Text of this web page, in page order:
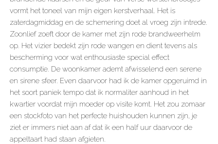
vormt het toneel van mijn eigen kerstverhaal. Het is
zaterdagmiddag en de schemering doet al vroeg zijn intrede.
Zoonlief zoeft door de kamer met zijn rode brandweerhelm
op. Het vizier bedekt zijn rode wangen en dient tevens als
bescherming voor wat enthousiaste special effect
consumptie. De woonkamer ademt afwisselend een serene
en sirene sfeer. Even daarvoor had ik de kamer opgeruimd in
het soort paniek tempo dat ik normaliter aanhoud in het
kwartier voordat mijn moeder op visite komt. Het zou zomaar
een stockfoto van het perfecte huishouden kunnen zijn, je
ziet er immers niet aan af dat ik een half uur daarvoor de
appeltaart had staan afgieten.